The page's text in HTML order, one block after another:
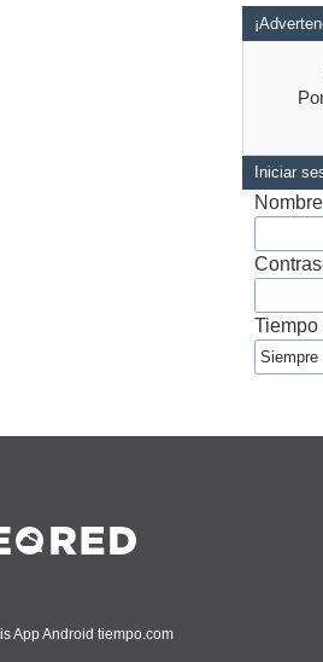
Iniciar
Tiempo
App Android tiempo.com